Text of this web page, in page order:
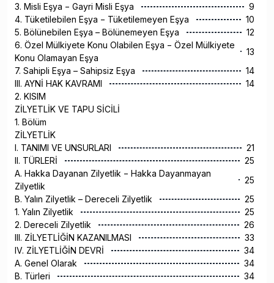
3. Misli Eşya − Gayri Misli Eşya
9
4. Tüketilebilen Eşya − Tüketilemeyen Eşya
10
5. Bölünebilen Eşya – Bölünemeyen Eşya
12
6. Özel Mülkiyete Konu Olabilen Eşya − Özel Mülkiyete
Konu Olamayan Eşya
13
7. Sahipli Eşya – Sahipsiz Eşya
14
III. AYNİ HAK KAVRAMI
14
2. KISIM
ZİLYETLİK VE TAPU SİCİLİ
1. Bölüm
ZİLYETLİK
I. TANIMI VE UNSURLARI
21
II. TÜRLERİ
25
A. Hakka Dayanan Zilyetlik − Hakka Dayanmayan
Zilyetlik
25
B. Yalın Zilyetlik – Dereceli Zilyetlik
25
1. Yalın Zilyetlik
25
2. Dereceli Zilyetlik
26
III. ZİLYETLİĞİN KAZANILMASI
33
IV. ZİLYETLİĞİN DEVRİ
34
A. Genel Olarak
34
B. Türleri
34